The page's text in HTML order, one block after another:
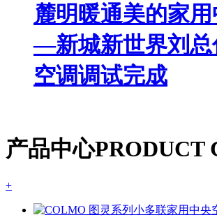
麓明暖通美的家用
—新城新世界刘总
空调调试完成
产品中心PRODUCT
+